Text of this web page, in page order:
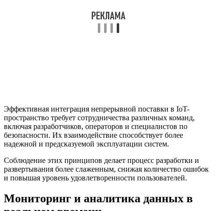
Эффективная интеграция непрерывной поставки в IoT-
пространство требует сотрудничества различных команд,
включая разработчиков, операторов и специалистов по
безопасности. Их взаимодействие способствует более
надежной и предсказуемой эксплуатации систем.
Соблюдение этих принципов делает процесс разработки и
развертывания более слаженным, снижая количество ошибок
и повышая уровень удовлетворенности пользователей.
Мониторинг и аналитика данных в